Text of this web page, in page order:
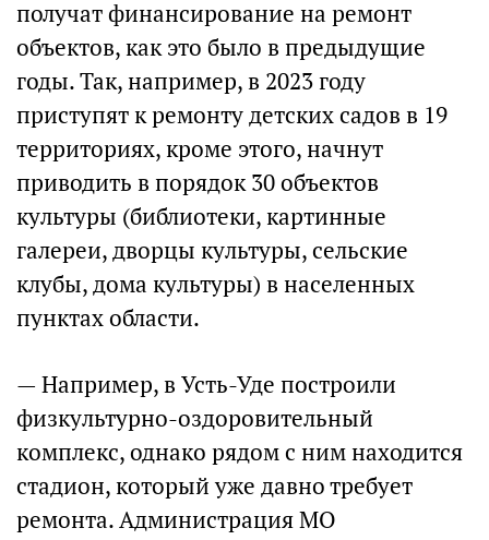
получат финансирование на ремонт
объектов, как это было в предыдущие
годы. Так, например, в 2023 году
приступят к ремонту детских садов в 19
территориях, кроме этого, начнут
приводить в порядок 30 объектов
культуры (библиотеки, картинные
галереи, дворцы культуры, сельские
клубы, дома культуры) в населенных
пунктах области.
— Например, в Усть-Уде построили
физкультурно-оздоровительный
комплекс, однако рядом с ним находится
стадион, который уже давно требует
ремонта. Администрация МО